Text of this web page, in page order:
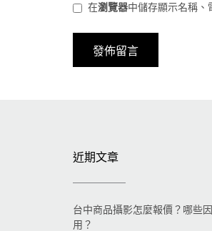
在瀏覽器中儲存顯示名稱、
近期文章
台中商品攝影怎麼報價？哪些
用？